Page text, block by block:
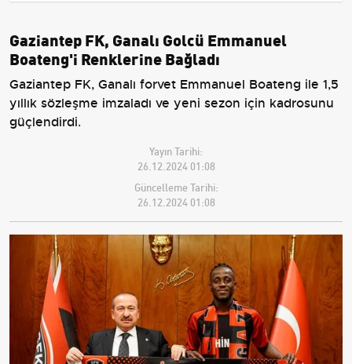
Gaziantep FK, Ganalı Golcü Emmanuel
Boateng'i Renklerine Bağladı
Gaziantep FK, Ganalı forvet Emmanuel Boateng ile 1,5
yıllık sözleşme imzaladı ve yeni sezon için kadrosunu
güçlendirdi.
Yayın Tarihi:
26.12.2024 01:08
Güncelleme Tarihi:
26.12.2024 01:08